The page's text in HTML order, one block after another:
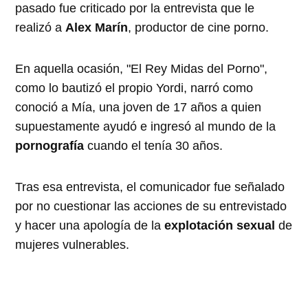
pasado fue criticado por la entrevista que le
realizó a Alex Marín, productor de cine porno.
En aquella ocasión, "El Rey Midas del Porno",
como lo bautizó el propio Yordi, narró como
conoció a Mía, una joven de 17 años a quien
supuestamente ayudó e ingresó al mundo de la
pornografía cuando el tenía 30 años.
Tras esa entrevista, el comunicador fue señalado
por no cuestionar las acciones de su entrevistado
y hacer una apología de laexplotación sexual de
mujeres vulnerables.